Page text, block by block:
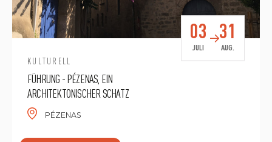
KULTURELL
FÜHRUNG - PÉZENAS, EIN
ARCHITEKTONISCHER SCHATZ
PÉZENAS
03
JULI
31
AUG.